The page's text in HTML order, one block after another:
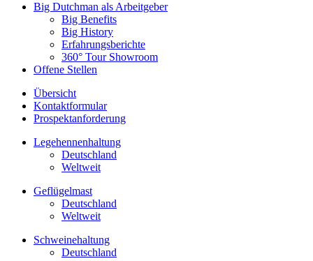
Big Dutchman als Arbeitgeber
Big Benefits
Big History
Erfahrungsberichte
360° Tour Showroom
Offene Stellen
Übersicht
Kontaktformular
Prospektanforderung
Legehennenhaltung
Deutschland
Weltweit
Geflügelmast
Deutschland
Weltweit
Schweinehaltung
Deutschland